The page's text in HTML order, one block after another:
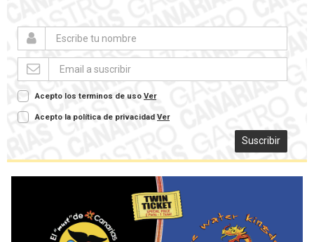
Acepto los terminos de uso Ver
Acepto la política de privacidad Ver
Suscribir